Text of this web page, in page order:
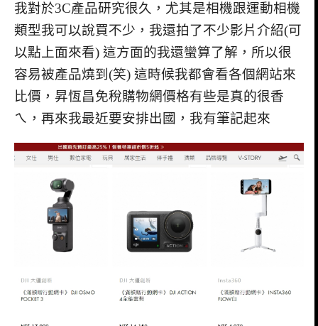
我對於3C產品研究很久，尤其是相機跟運動相機
類型我可以說買不少，我還拍了不少影片介紹(可
以點上面來看) 這方面的我還蠻算了解，所以很
容易被產品燒到(笑) 這時候我都會看各個網站來
比價，昇恆昌免稅購物網價格有些是真的很香
ㄟ，再來我最近要安排出國，我有筆記起來